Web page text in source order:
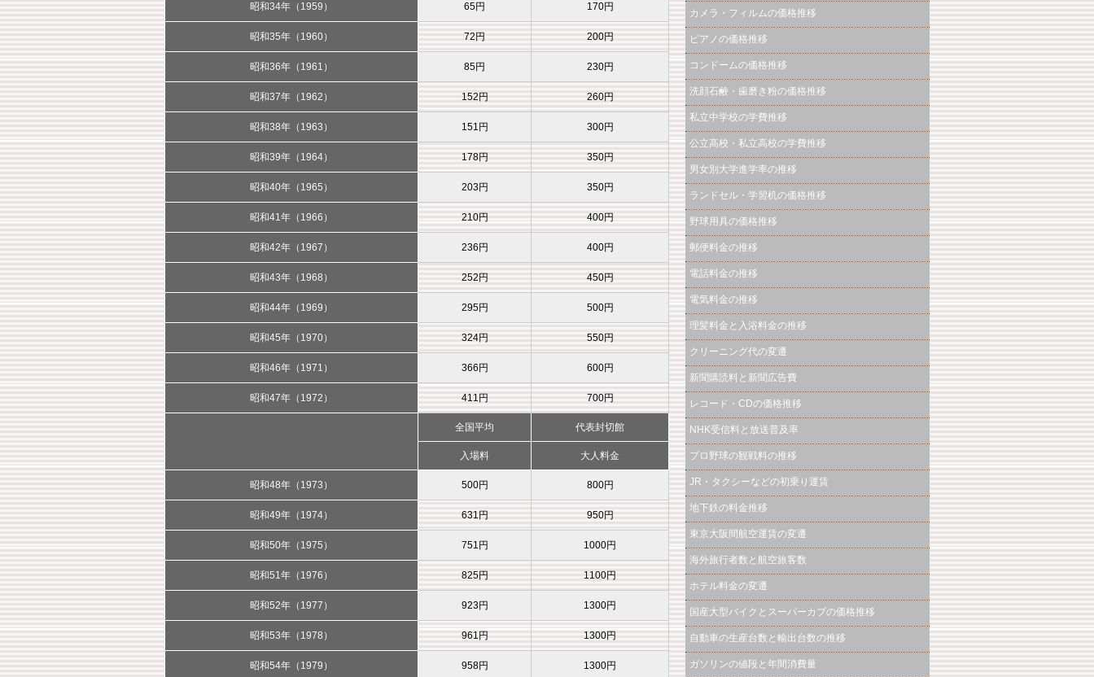
昭和34年（1959） 65円 170円
昭和35年（1960） 72円 200円
昭和36年（1961） 85円 230円
昭和37年（1962） 152円 260円
昭和38年（1963） 151円 300円
昭和39年（1964） 178円 350円
昭和40年（1965） 203円 350円
昭和41年（1966） 210円 400円
昭和42年（1967） 236円 400円
昭和43年（1968） 252円 450円
昭和44年（1969） 295円 500円
昭和45年（1970） 324円 550円
昭和46年（1971） 366円 600円
昭和47年（1972） 411円 700円
全国平均 代表封切館
入場料 大人料金
昭和48年（1973） 500円 800円
昭和49年（1974） 631円 950円
昭和50年（1975） 751円 1000円
昭和51年（1976） 825円 1100円
昭和52年（1977） 923円 1300円
昭和53年（1978） 961円 1300円
昭和54年（1979） 958円 1300円
カメラ・フィルムの価格推移
ピアノの価格推移
コンドームの価格推移
洗顔石鹸・歯磨き粉の価格推移
私立中学校の学費推移
公立高校・私立高校の学費推移
男女別大学進学率の推移
ランドセル・学習机の価格推移
野球用具の価格推移
郵便料金の推移
電話料金の推移
電気料金の推移
理髪料金と入浴料金の推移
クリーニング代の変遷
新聞購読料と新聞広告費
レコード・CDの価格推移
NHK受信料と放送普及率
プロ野球の観戦料の推移
JR・タクシーなどの初乗り運賃
地下鉄の料金推移
東京大阪間航空運賃の変遷
海外旅行者数と航空旅客数
ホテル料金の変遷
国産大型バイクとスーパーカブの価格推移
自動車の生産台数と輸出台数の推移
ガソリンの値段と年間消費量